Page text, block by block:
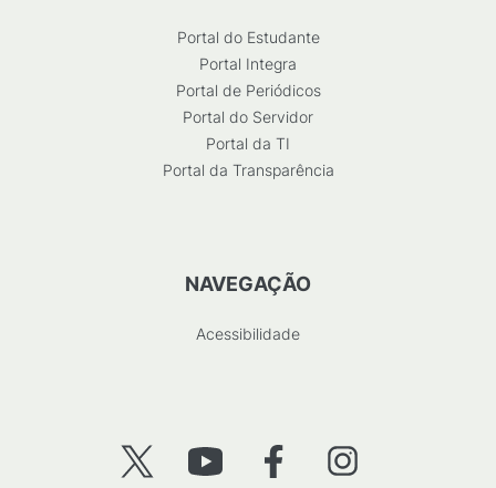
Portal do Estudante
Portal Integra
Portal de Periódicos
Portal do Servidor
Portal da TI
Portal da Transparência
NAVEGAÇÃO
Acessibilidade